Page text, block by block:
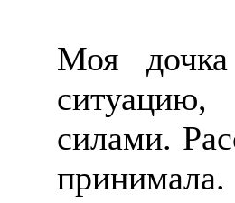
Моя
ситуацию,
силами.
принимала.